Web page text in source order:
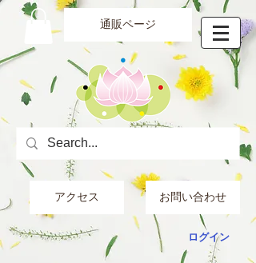
通販ページ
アクセス お問い合わせ
ログイン